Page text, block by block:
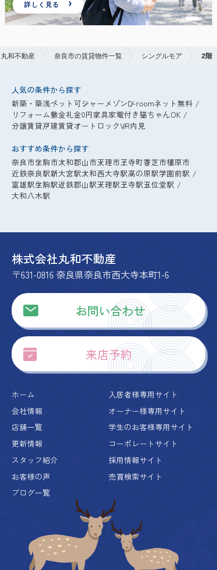
問い合わせる
和不動産 奈良市の賃貸物件一覧 シングルモア 2階
人気の条件から探す
新築・築浅ペット可シャーメゾンD-roomネット無料
リフォーム敷金礼金0円家具家電付き猫ちゃんOK
分譲賃貸戸建賃貸オートロックVR内見
おすすめ条件から探す
奈良市生駒市大和郡山市天理市王寺町香芝市橿原市
近鉄奈良駅新大宮駅大和西大寺駅高の原駅学園前駅
富雄駅生駒駅近鉄郡山駅天理駅王寺駅五位堂駅
大和八木駅
株式会社丸和不動産
〒631-0816 奈良県奈良市西大寺本町1-6
お問い合わせ
来店予約
ホーム
会社情報
店舗一覧
更新情報
スタッフ紹介
お客様の声
ブログ一覧
入居者様専用サイト
オーナー様専用サイト
学生のお客様専用サイト
コーポレートサイト
採用情報サイト
売買検索サイト